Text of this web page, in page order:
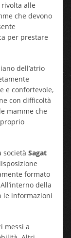
rivolta alle
che devono
per prestare
dell’atrio
e confortevole,
con difficoltà
mamme che
società Sagat
formato
della
le informazioni
messi a